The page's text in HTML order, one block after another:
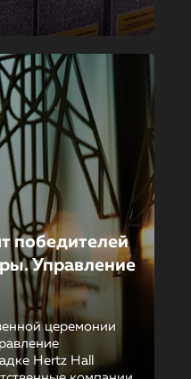
победителей
Управление
церемонии
Hertz Hall